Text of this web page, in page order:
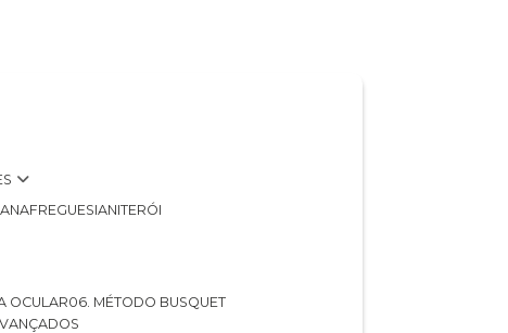
FREGUESIA
NITERÓI
OCULAR
06. MÉTODO BUSQUET